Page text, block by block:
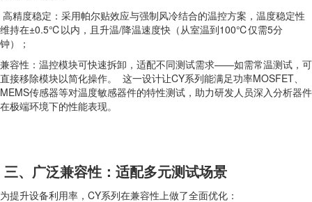
高精度稳定：采用帕尔贴效应与强制风冷结合的温控方案，温度稳定性
维持在±0.5℃以内，且升温/降温速度快（从室温到100℃仅需5分
钟）；
兼容性：温控模块可快速拆卸，适配不同测试需求——如需常温测试，可
直接移除模块以简化操作。 这一设计让CY系列能满足功率MOSFET、
MEMS传感器等对温度敏感器件的特性测试，助力研发人员深入分析器件
在极端环境下的性能表现。
三、广泛兼容性：适配多元测试场景
为提升设备利用率，CY系列在兼容性上做了全面优化：